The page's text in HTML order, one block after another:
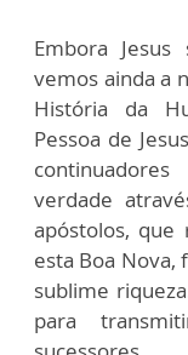
Embora
vemos ainda a
História da
Pessoa de
verdade
apóstolos, que
esta Boa Nova,
sublime
para